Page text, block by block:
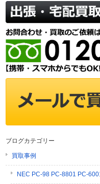
ブログカテゴリー
買取事例
NEC PC-98 PC-8801 PC-